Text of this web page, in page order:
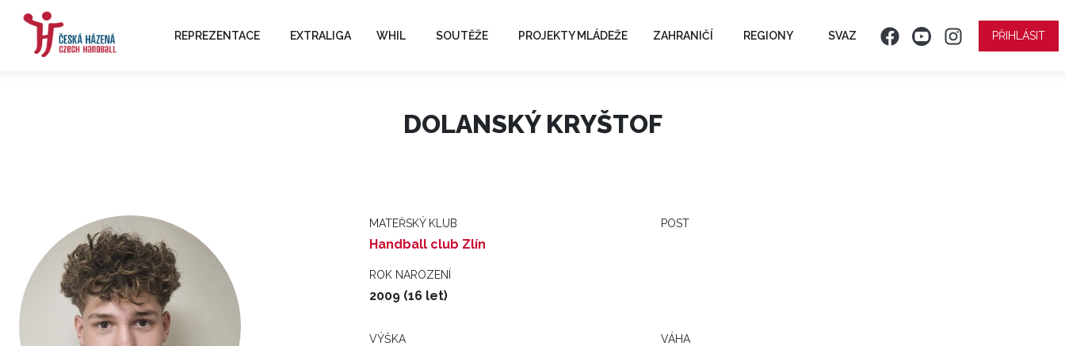
REPREZENTACE EXTRALIGA WHIL SOUTĚŽE PROJEKTY MLÁDEŽE ZAHRANIČÍ REGIONY SVAZ PŘIHLÁSIT
DOLANSKÝ KRYŠTOF
MATEŘSKÝ KLUB
Handball club Zlín
POST
ROK NAROZENÍ
2009 (16 let)
VÝŠKA VÁHA